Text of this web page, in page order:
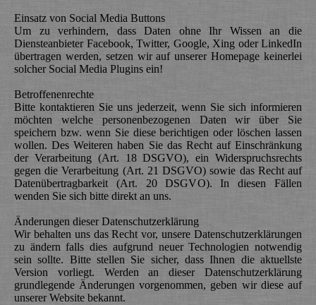
Einsatz von Social Media Buttons
Um zu verhindern, dass Daten ohne Ihr Wissen an die
Diensteanbieter Facebook, Twitter, Google, Xing oder LinkedIn
übertragen werden, setzen wir auf unserer Homepage keinerlei
solcher Social Media Plugins ein!
Betroffenenrechte
Bitte kontaktieren Sie uns jederzeit, wenn Sie sich informieren
möchten welche personenbezogenen Daten wir über Sie
speichern bzw. wenn Sie diese berichtigen oder löschen lassen
wollen. Des Weiteren haben Sie das Recht auf Einschränkung
der Verarbeitung (Art. 18 DSGVO), ein Widerspruchsrechts
gegen die Verarbeitung (Art. 21 DSGVO) sowie das Recht auf
Datenübertragbarkeit (Art. 20 DSGVO). In diesen Fällen
wenden Sie sich bitte direkt an uns.
Änderungen dieser Datenschutzerklärung
Wir behalten uns das Recht vor, unsere Datenschutzerklärungen
zu ändern falls dies aufgrund neuer Technologien notwendig
sein sollte. Bitte stellen Sie sicher, dass Ihnen die aktuellste
Version vorliegt. Werden an dieser Datenschutzerklärung
grundlegende Änderungen vorgenommen, geben wir diese auf
unserer Website bekannt.